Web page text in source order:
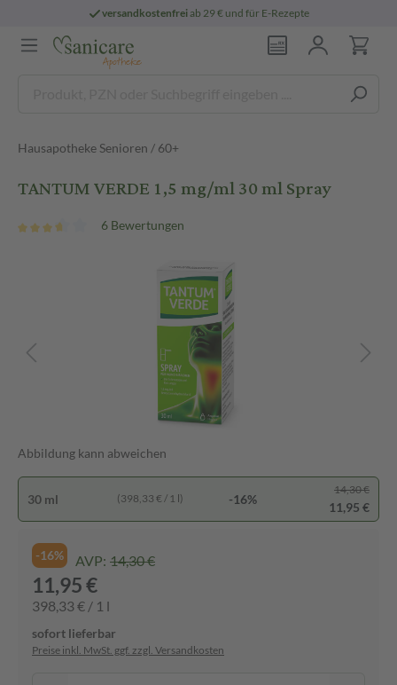
versandkostenfreiab 29 € und für E-Rezepte
Hausapotheke Senioren / 60+
TANTUM VERDE 1,5 mg/ml 30 ml Spray
6 Bewertungen
Abbildung kann abweichen
30 ml (398,33 € / 1 l) -16%
14,30 €
11,95 €
-16% AVP: 14,30 €
11,95 €
398,33 € / 1 l
sofort lieferbar
Preise inkl. MwSt. ggf. zzgl. Versandkosten